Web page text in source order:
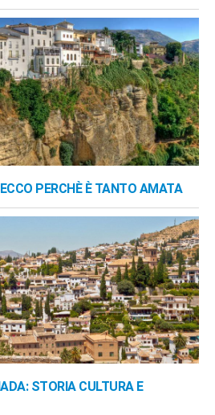
PERCHÈ È TANTO AMATA
STORIA CULTURA E